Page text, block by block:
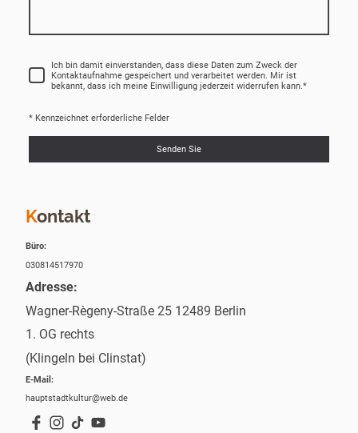
Ich bin damit einverstanden, dass diese Daten zum Zweck der
Kontaktaufnahme gespeichert und verarbeitet werden. Mir ist
bekannt, dass ich meine Einwilligung jederzeit widerrufen kann.*
* Kennzeichnet erforderliche Felder
Senden Sie
Kontakt
Büro:
030814517970
Adresse:
Wagner-Règeny-Straße 25 12489 Berlin
1. OG rechts
(Klingeln bei Clinstat)
E-Mail:
hauptstadtkultur@web.de